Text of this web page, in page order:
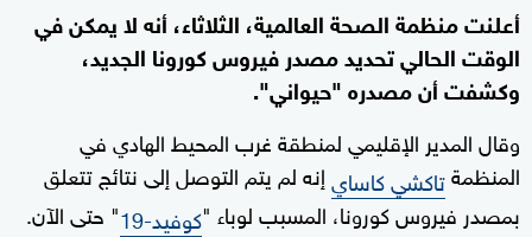
أعلنت منظمة الصحة العالمية، الثلاثاء، أنه لا يمكن في
الوقت الحالي تحديد مصدر فيروس كورونا الجديد،
وكشفت أن مصدره "حيواني".
وقال المدير الإقليمي لمنطقة غرب المحيط الهادي في
المنظمةتاكشي كاسايإنه لم يتم التوصل إلى نتائج تتعلق
بمصدر فيروس كورونا، المسبب لوباء "كوفيد-19
" حتى الآن.